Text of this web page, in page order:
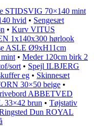
STIDSVIG 70×140 mint
hvid • Sengesæt
• Kurv VITUS
1x140x300 hørlook
ASLE Ø9xH11cm
• Meder 120cm birk 2
sort • Spejl ILBJERG
eg • Skinnesæt
30×50 beige •
ABBETVED
33×42 brun • Tøjstativ
Dun ROYAL